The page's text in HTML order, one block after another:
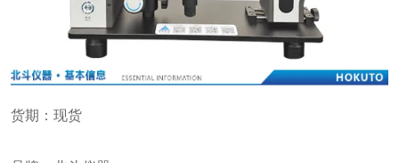
货期：现货